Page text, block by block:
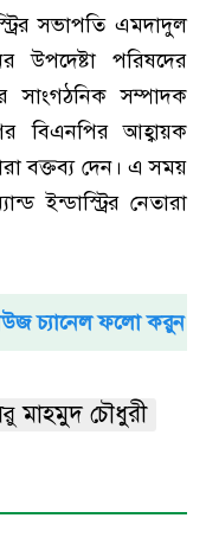
সভাপতি এমদাদুল
উপদেষ্টা পরিষদের
সাংগঠনিক সম্পাদক
বিএনপির আহ্বায়ক
বক্তব্য দেন। এ সময়
ইন্ডাস্ট্রির নেতারা
চ্যানেল ফলো করুন
মাহমুদ চৌধুরী